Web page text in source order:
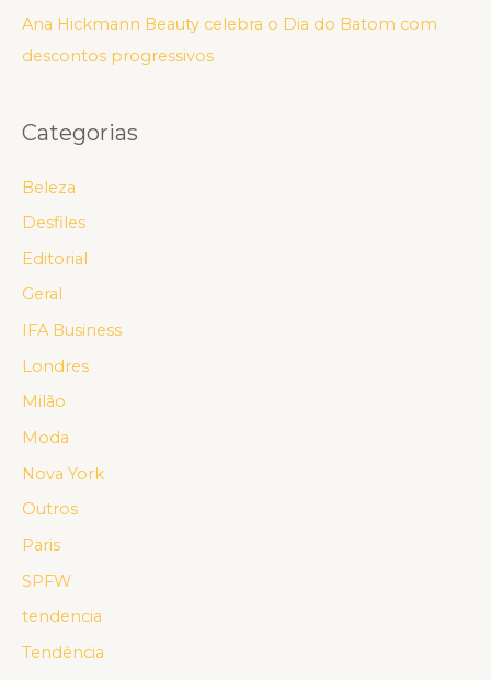
Ana Hickmann Beauty celebra o Dia do Batom com
descontos progressivos
Categorias
Beleza
Desfiles
Editorial
Geral
IFA Business
Londres
Milão
Moda
Nova York
Outros
Paris
SPFW
tendencia
Tendência